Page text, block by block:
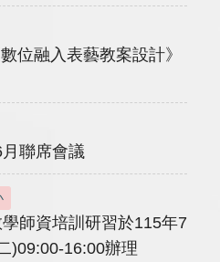
位融入表藝教案設計》
聯席會議
師資培訓研習於115年7
)09:00-16:00辦理